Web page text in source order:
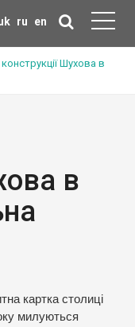
ru en
конструкції Шухова в
в
картка столиці
милуються